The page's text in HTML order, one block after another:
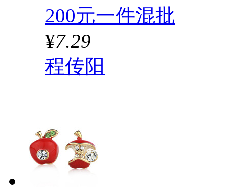
200元一件混批
¥7.29
程传阳